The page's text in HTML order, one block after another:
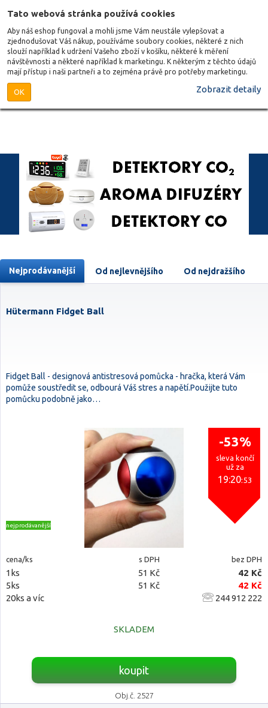
Tato webová stránka používá cookies
Aby náš eshop fungoval a mohli jsme Vám neustále vylepšovat a
zjednodušovat Váš nákup, používáme soubory cookies, některé z nich
slouží například k udržení Vašeho zboží v košíku, některé k měření
návštěvnosti a některé například k marketingu. K některým z těchto údajů
mají přístup i naši partneři a to zejména právě pro potřeby marketingu.
OK Zobrazit detaily
Nejprodávanější Od nejlevnějšího Od nejdražšího
Hütermann Fidget Ball
Fidget Ball - designová antistresová pomůcka - hračka, která Vám
pomůže soustředit se, odbourá Váš stres a napětí.Použijte tuto
pomůcku podobně jako…
-53%
sleva končí
už za
19:20:52
nejprodávanější
cena/ks s DPH bez DPH
1ks 51 Kč
42 Kč
5ks
51 Kč
42 Kč
20ks a víc
244 912 222
SKLADEM
koupit
Obj.č. 2527